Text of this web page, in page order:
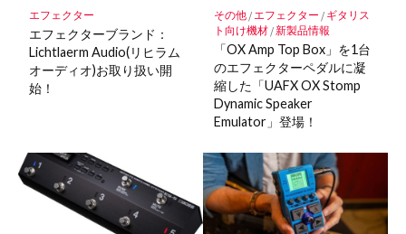
エフェクター
エフェクターブランド：
Lichtlaerm Audio(リヒラム
オーディオ)お取り扱い開
始！
その他/ エフェクター / ギタリス
ト向け機材/新製品情報
「OX Amp Top Box」を1台
のエフェクターペダルに凝
縮した「UAFX OX Stomp
Dynamic Speaker
Emulator」登場！